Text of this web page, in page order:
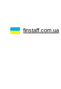
finstaff.com.ua